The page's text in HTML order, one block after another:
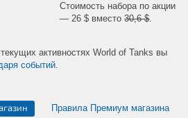
Стоимость набора по акции
— 26 $ вместо30,6 $.
активностях World of Tanks вы
событий.
Правила Премиум магазина